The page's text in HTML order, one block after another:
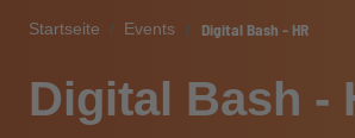
Startseite Events Digital Bash - HR
Digital Bash -